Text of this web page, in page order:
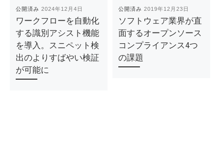
公開済み2024年12月4日
ワークフローを自動化
する識別アシスト機能
を導入。スニペット検
出のよりすばやい検証
が可能に
公開済み2019年12月23日
ソフトウェア業界が直
面するオープンソース
コンプライアンス4つ
の課題